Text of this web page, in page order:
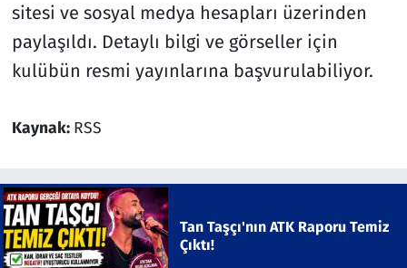
sitesi ve sosyal medya hesapları üzerinden
paylaşıldı. Detaylı bilgi ve görseller için
kulübün resmi yayınlarına başvurulabiliyor.
Kaynak: RSS
Tan Taşçı'nın ATK Raporu Temiz
Çıktı!